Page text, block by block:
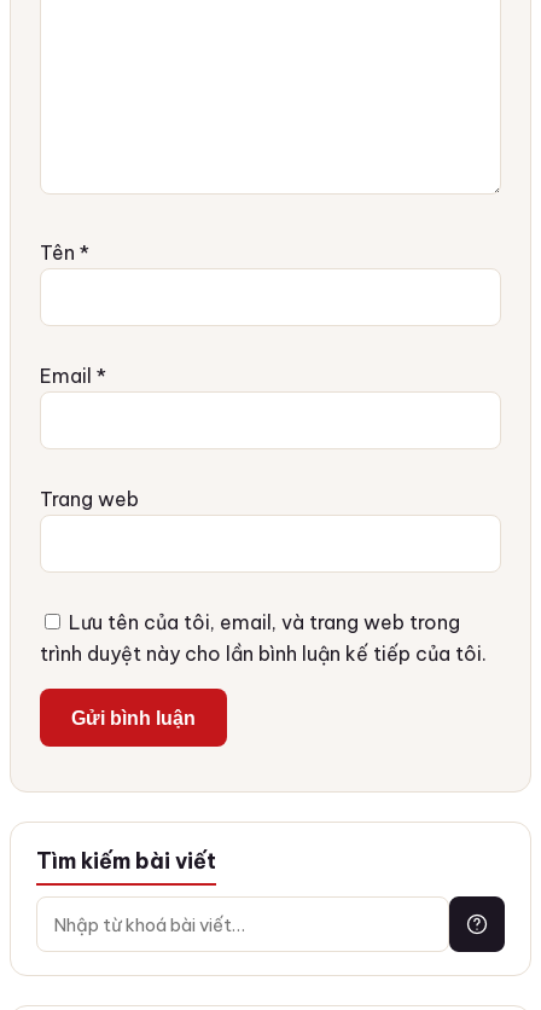
Tên *
Email *
Trang web
Lưu tên của tôi, email, và trang web trong
trình duyệt này cho lần bình luận kế tiếp của tôi.
Tìm kiếm bài viết